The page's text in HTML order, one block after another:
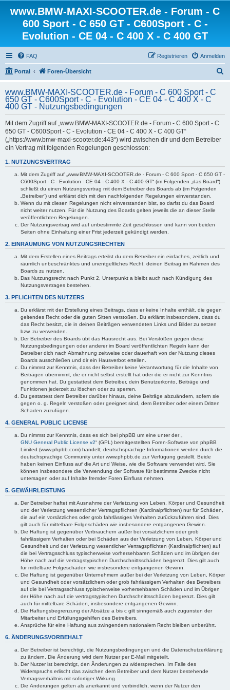
www.BMW-MAXI-SCOOTER.de - Forum - C
600 Sport - C 650 GT - C600Sport - C -
Evolution - CE 04 - C 400 X - C 400 GT
FAQ Anmelden
Registrieren
Portal Foren-Übersicht
www.BMW-MAXI-SCOOTER.de - Forum - C 600 Sport - C
650 GT - C600Sport - C - Evolution - CE 04 - C 400 X - C
400 GT - Nutzungsbedingungen
Mit dem Zugriff auf „www.BMW-MAXI-SCOOTER.de - Forum - C 600 Sport - C
650 GT - C600Sport - C - Evolution - CE 04 - C 400 X - C 400 GT“
(„https://www.bmw-maxi-scooter.de:443“) wird zwischen dir und dem Betreiber
ein Vertrag mit folgenden Regelungen geschlossen:
1. NUTZUNGSVERTRAG
Mit dem Zugriff auf „www.BMW-MAXI-SCOOTER.de - Forum - C 600 Sport - C 650 GT -
C600Sport - C - Evolution - CE 04 - C 400 X - C 400 GT“ (im Folgenden „das Board“)
schließt du einen Nutzungsvertrag mit dem Betreiber des Boards ab (im Folgenden
„Betreiber“) und erklärst dich mit den nachfolgenden Regelungen einverstanden.
Wenn du mit diesen Regelungen nicht einverstanden bist, so darfst du das Board
nicht weiter nutzen. Für die Nutzung des Boards gelten jeweils die an dieser Stelle
veröffentlichten Regelungen.
Der Nutzungsvertrag wird auf unbestimmte Zeit geschlossen und kann von beiden
Seiten ohne Einhaltung einer Frist jederzeit gekündigt werden.
2. EINRÄUMUNG VON NUTZUNGSRECHTEN
Mit dem Erstellen eines Beitrags erteilst du dem Betreiber ein einfaches, zeitlich und
räumlich unbeschränktes und unentgeltliches Recht, deinen Beitrag im Rahmen des
Boards zu nutzen.
Das Nutzungsrecht nach Punkt 2, Unterpunkt a bleibt auch nach Kündigung des
Nutzungsvertrages bestehen.
3. PFLICHTEN DES NUTZERS
Du erklärst mit der Erstellung eines Beitrags, dass er keine Inhalte enthält, die gegen
geltendes Recht oder die guten Sitten verstoßen. Du erklärst insbesondere, dass du
das Recht besitzt, die in deinen Beiträgen verwendeten Links und Bilder zu setzen
bzw. zu verwenden.
Der Betreiber des Boards übt das Hausrecht aus. Bei Verstößen gegen diese
Nutzungsbedingungen oder anderer im Board veröffentlichten Regeln kann der
Betreiber dich nach Abmahnung zeitweise oder dauerhaft von der Nutzung dieses
Boards ausschließen und dir ein Hausverbot erteilen.
Du nimmst zur Kenntnis, dass der Betreiber keine Verantwortung für die Inhalte von
Beiträgen übernimmt, die er nicht selbst erstellt hat oder die er nicht zur Kenntnis
genommen hat. Du gestattest dem Betreiber, dein Benutzerkonto, Beiträge und
Funktionen jederzeit zu löschen oder zu sperren.
Du gestattest dem Betreiber darüber hinaus, deine Beiträge abzuändern, sofern sie
gegen o. g. Regeln verstoßen oder geeignet sind, dem Betreiber oder einem Dritten
Schaden zuzufügen.
4. GENERAL PUBLIC LICENSE
Du nimmst zur Kenntnis, dass es sich bei phpBB um eine unter der „
GNU General Public License v2“ (GPL) bereitgestellten Foren-Software von phpBB
Limited (www.phpbb.com) handelt; deutschsprachige Informationen werden durch die
deutschsprachige Community unter www.phpbb.de zur Verfügung gestellt. Beide
haben keinen Einfluss auf die Art und Weise, wie die Software verwendet wird. Sie
können insbesondere die Verwendung der Software für bestimmte Zwecke nicht
untersagen oder auf Inhalte fremder Foren Einfluss nehmen.
5. GEWÄHRLEISTUNG
Der Betreiber haftet mit Ausnahme der Verletzung von Leben, Körper und Gesundheit
und der Verletzung wesentlicher Vertragspflichten (Kardinalpflichten) nur für Schäden,
die auf ein vorsätzliches oder grob fahrlässiges Verhalten zurückzuführen sind. Dies
gilt auch für mittelbare Folgeschäden wie insbesondere entgangenen Gewinn.
Die Haftung ist gegenüber Verbrauchern außer bei vorsätzlichem oder grob
fahrlässigem Verhalten oder bei Schäden aus der Verletzung von Leben, Körper und
Gesundheit und der Verletzung wesentlicher Vertragspflichten (Kardinalpflichten) auf
die bei Vertragsschluss typischerweise vorhersehbaren Schäden und im übrigen der
Höhe nach auf die vertragstypischen Durchschnittsschäden begrenzt. Dies gilt auch
für mittelbare Folgeschäden wie insbesondere entgangenen Gewinn.
Die Haftung ist gegenüber Unternehmern außer bei der Verletzung von Leben, Körper
und Gesundheit oder vorsätzlichem oder grob fahrlässigem Verhalten des Betreibers
auf die bei Vertragsschluss typischerweise vorhersehbaren Schäden und im Übrigen
der Höhe nach auf die vertragstypischen Durchschnittsschäden begrenzt. Dies gilt
auch für mittelbare Schäden, insbesondere entgangenen Gewinn.
Die Haftungsbegrenzung der Absätze a bis c gilt sinngemäß auch zugunsten der
Mitarbeiter und Erfüllungsgehilfen des Betreibers.
Ansprüche für eine Haftung aus zwingendem nationalem Recht bleiben unberührt.
6. ÄNDERUNGSVORBEHALT
Der Betreiber ist berechtigt, die Nutzungsbedingungen und die Datenschutzerklärung
zu ändern. Die Änderung wird dem Nutzer per E-Mail mitgeteilt.
Der Nutzer ist berechtigt, den Änderungen zu widersprechen. Im Falle des
Widerspruchs erlischt das zwischen dem Betreiber und dem Nutzer bestehende
Vertragsverhältnis mit sofortiger Wirkung.
Die Änderungen gelten als anerkannt und verbindlich, wenn der Nutzer den